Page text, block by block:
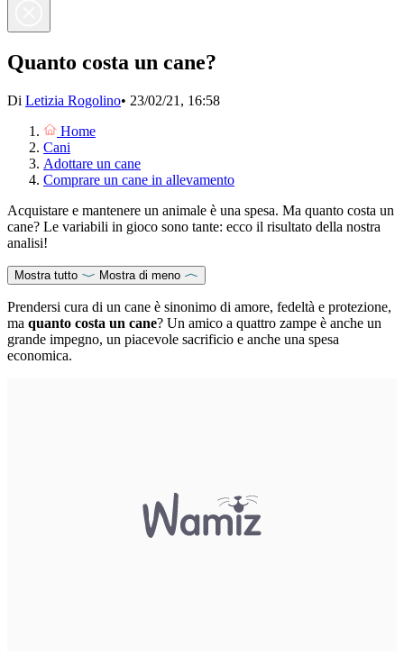
Quanto costa un cane?
Di Letizia Rogolino• 23/02/21, 16:58
Home
Cani
Adottare un cane
Comprare un cane in allevamento
Acquistare e mantenere un animale è una spesa. Ma quanto costa un
cane? Le variabili in gioco sono tante: ecco il risultato della nostra
analisi!
Mostra tutto Mostra di meno
Prendersi cura di un cane è sinonimo di amore, fedeltà e protezione,
ma quanto costa un cane? Un amico a quattro zampe è anche un
grande impegno, un piacevole sacrificio e anche una spesa
economica.